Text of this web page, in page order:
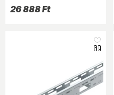
26 888 Ft